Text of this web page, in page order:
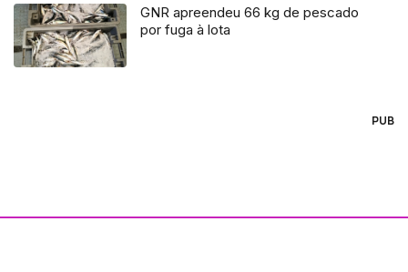
GNR apreendeu 66 kg de pescado
por fuga à lota
PUB